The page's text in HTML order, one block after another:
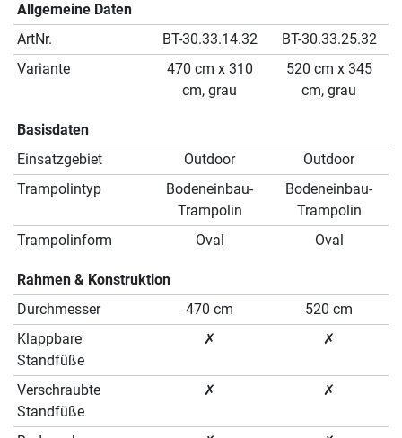
Allgemeine Daten
ArtNr.
BT-30.33.14.32
BT-30.33.25.32
Variante
470 cm x 310
cm, grau
520 cm x 345
cm, grau
Basisdaten
Einsatzgebiet
Outdoor
Outdoor
Trampolintyp
Bodeneinbau-
Trampolin
Bodeneinbau-
Trampolin
Trampolinform
Oval Oval
Rahmen & Konstruktion
Durchmesser
470 cm
520 cm
Klappbare
Standfüße
✗ ✗
Verschraubte
Standfüße
✗ ✗